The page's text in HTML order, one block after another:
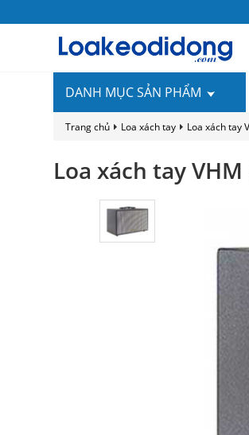
DANH MỤC SẢN PHẨM
Trang chủ Loa xách tay Loa xách tay
Loa xách tay